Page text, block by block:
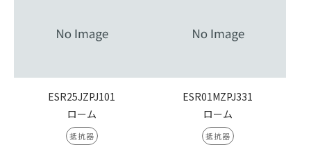
ESR25JZPJ101
ローム
抵抗器
ESR01MZPJ331
ローム
抵抗器